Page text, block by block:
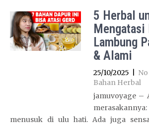
5 Herbal
Mengatasi
Lambung
& Alami
25/10/2025
Bahan Herbal
jamuvoyage –
menusuk di ulu hati. Ada juga